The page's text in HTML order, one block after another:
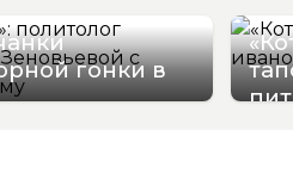
политолог
гонки в